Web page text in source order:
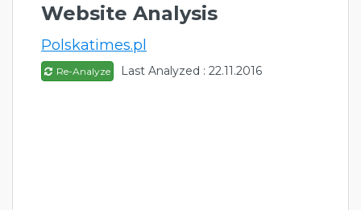
Website Analysis
Polskatimes.pl
Re-Analyze Last Analyzed : 22.11.2016